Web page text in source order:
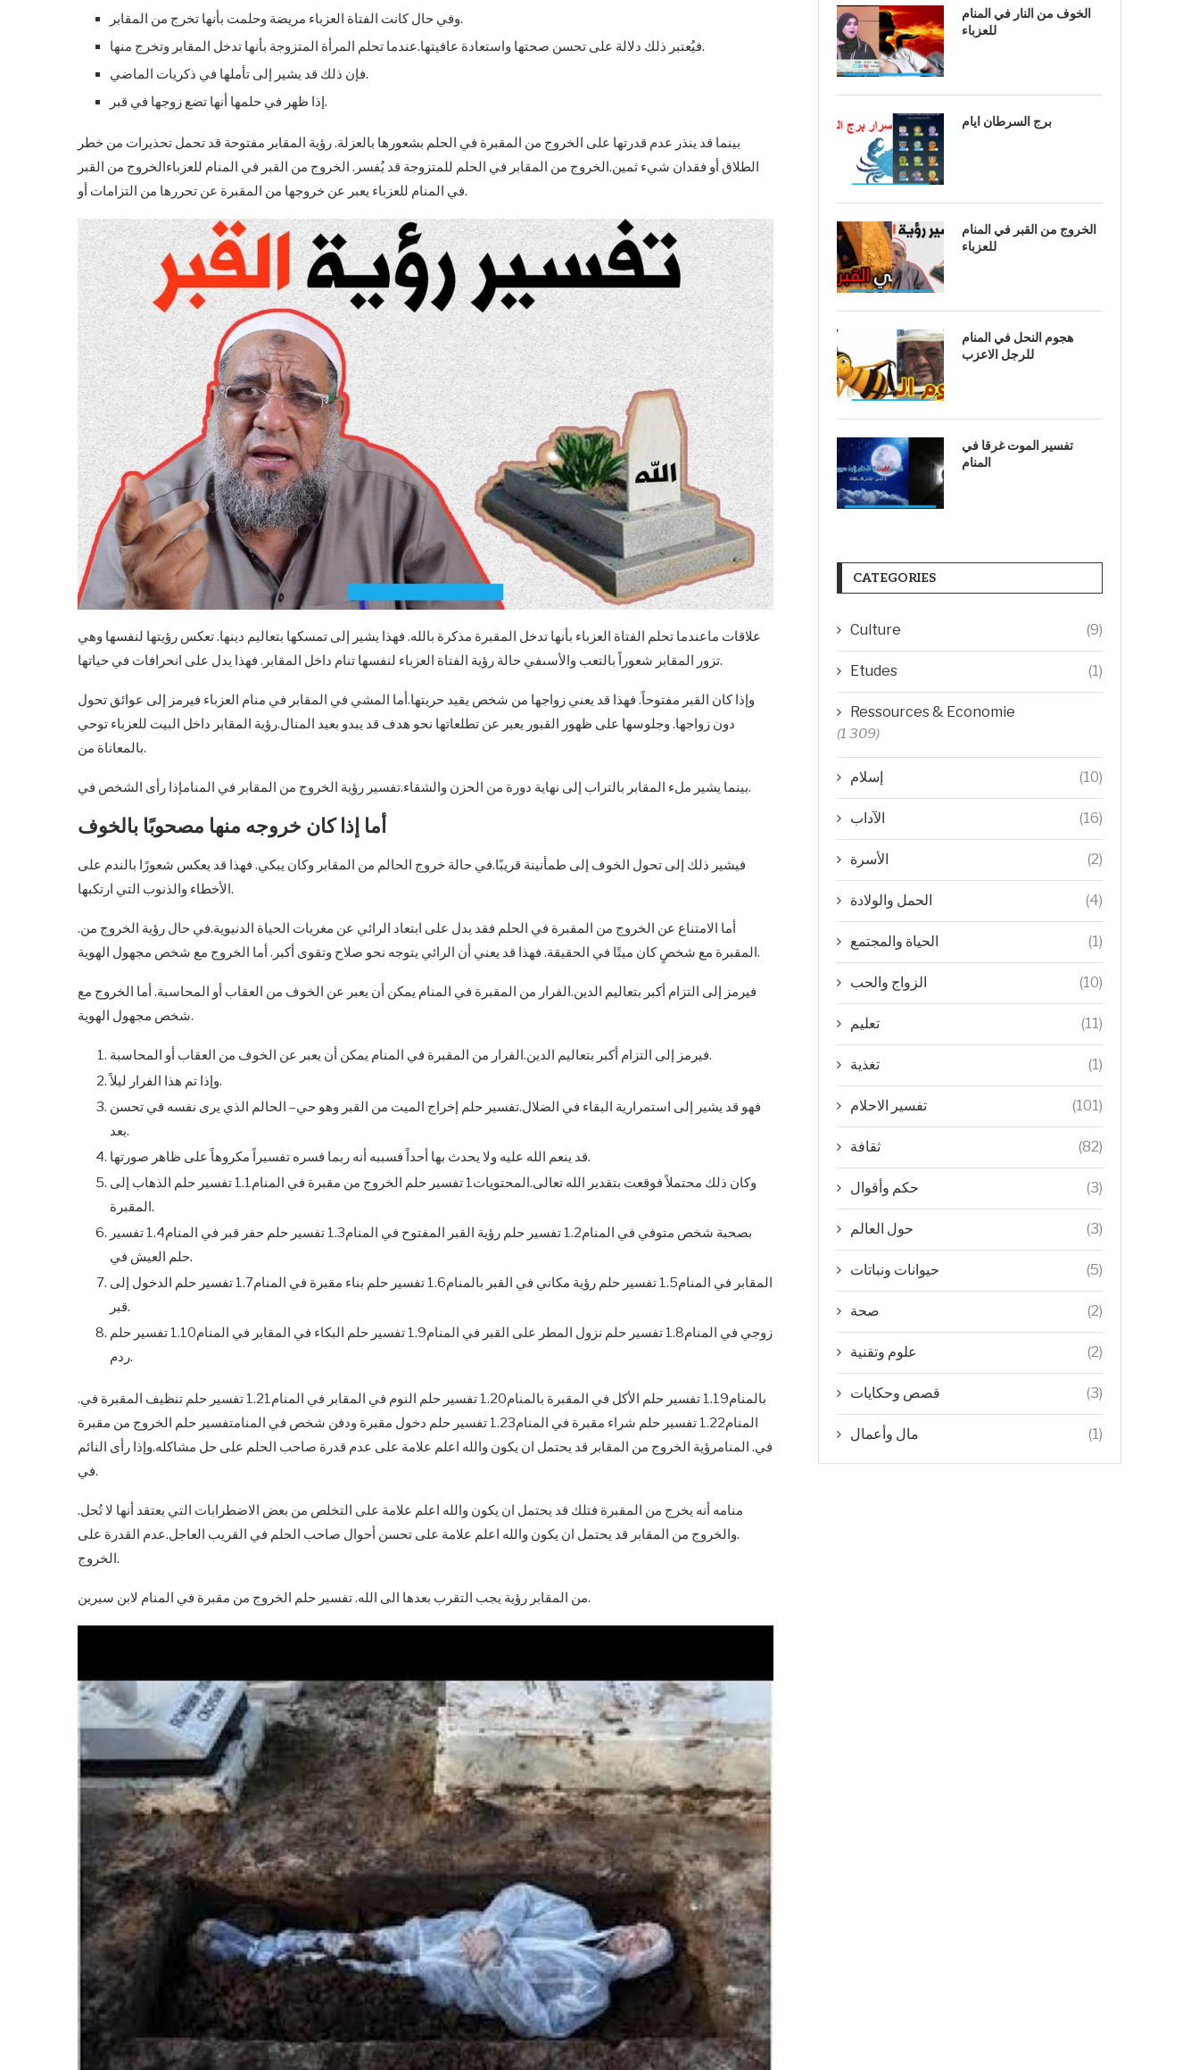
وفي حال كانت الفتاة العزباء مريضة وحلمت بأنها تخرج من المقابر.
فيُعتبر ذلك دلالة على تحسن صحتها واستعادة عافيتها.عندما تحلم المرأة المتزوجة بأنها تدخل المقابر وتخرج منها.
فإن ذلك قد يشير إلى تأملها في ذكريات الماضي.
إذا ظهر في حلمها أنها تضع زوجها في قبر.
بينما قد ينذر عدم قدرتها على الخروج من المقبرة في الحلم بشعورها بالعزلة. رؤية المقابر مفتوحة قد تحمل تحذيرات من خطر
الطلاق أو فقدان شيء ثمين.الخروج من المقابر في الحلم للمتزوجة قد يُفسر. الخروج من القبر في المنام للعزباءالخروج من القبر
في المنام للعزباء يعبر عن خروجها من المقبرة عن تحررها من التزامات أو.
علاقات ماعندما تحلم الفتاة العزباء بأنها تدخل المقبرة مذكرة بالله. فهذا يشير إلى تمسكها بتعاليم دينها. تعكس رؤيتها لنفسها وهي
تزور المقابر شعوراً بالتعب والأسىفي حالة رؤية الفتاة العزباء لنفسها تنام داخل المقابر. فهذا يدل على انحرافات في حياتها.
وإذا كان القبر مفتوحاً. فهذا قد يعني زواجها من شخص يقيد حريتها.أما المشي في المقابر في منام العزباء فيرمز إلى عوائق تحول
دون زواجها. وجلوسها على ظهور القبور يعبر عن تطلعاتها نحو هدف قد يبدو بعيد المنال.رؤية المقابر داخل البيت للعزباء توحي
بالمعاناة من.
بينما يشير ملء المقابر بالتراب إلى نهاية دورة من الحزن والشقاء.تفسير رؤية الخروج من المقابر في المنامإذا رأى الشخص في.
أما إذا كان خروجه منها مصحوبًا بالخوف
فيشير ذلك إلى تحول الخوف إلى طمأنينة قريبًا.في حالة خروج الحالم من المقابر وكان يبكي. فهذا قد يعكس شعورًا بالندم على
الأخطاء والذنوب التي ارتكبها.
أما الامتناع عن الخروج من المقبرة في الحلم فقد يدل على ابتعاد الرائي عن مغريات الحياة الدنيوية.في حال رؤية الخروج من.
المقبرة مع شخصٍ كان ميتًا في الحقيقة. فهذا قد يعني أن الرائي يتوجه نحو صلاح وتقوى أكبر. أما الخروج مع شخص مجهول الهوية.
فيرمز إلى التزام أكبر بتعاليم الدين.الفرار من المقبرة في المنام يمكن أن يعبر عن الخوف من العقاب أو المحاسبة. أما الخروج مع
شخص مجهول الهوية.
فيرمز إلى التزام أكبر بتعاليم الدين.الفرار من المقبرة في المنام يمكن أن يعبر عن الخوف من العقاب أو المحاسبة.
وإذا تم هذا الفرار ليلاً.
فهو قد يشير إلى استمرارية البقاء في الضلال.تفسير حلم إخراج الميت من القبر وهو حي– الحالم الذي يرى نفسه في تحسن
بعد.
قد ينعم الله عليه ولا يحدث بها أحداً فسببه أنه ربما فسره تفسيراً مكروهاً على ظاهر صورتها.
وكان ذلك محتملاً فوقعت بتقدير الله تعالى.المحتويات1 تفسير حلم الخروج من مقبرة في المنام1.1 تفسير حلم الذهاب إلى
المقبرة.
بصحبة شخص متوفي في المنام1.2 تفسير حلم رؤية القبر المفتوح في المنام1.3 تفسير حلم حفر قبر في المنام1.4 تفسير
حلم العيش في.
المقابر في المنام1.5 تفسير حلم رؤية مكاني في القبر بالمنام1.6 تفسير حلم بناء مقبرة في المنام1.7 تفسير حلم الدخول إلى
قبر.
زوجي في المنام1.8 تفسير حلم نزول المطر على القبر في المنام1.9 تفسير حلم البكاء في المقابر في المنام1.10 تفسير حلم
ردم.
بالمنام1.19 تفسير حلم الأكل في المقبرة بالمنام1.20 تفسير حلم النوم في المقابر في المنام1.21 تفسير حلم تنظيف المقبرة في.
المنام1.22 تفسير حلم شراء مقبرة في المنام1.23 تفسير حلم دخول مقبرة ودفن شخص في المنامتفسير حلم الخروج من مقبرة
في. المنامرؤية الخروج من المقابر قد يحتمل ان يكون والله اعلم علامة على عدم قدرة صاحب الحلم على حل مشاكله.وإذا رأى النائم
في.
منامه أنه يخرج من المقبرة فتلك قد يحتمل ان يكون والله اعلم علامة على التخلص من بعض الاضطرابات التي يعتقد أنها لا تُحل.
.والخروج من المقابر قد يحتمل ان يكون والله اعلم علامة على تحسن أحوال صاحب الحلم في القريب العاجل.عدم القدرة على
الخروج.
من المقابر رؤية يجب التقرب بعدها الى الله. تفسير حلم الخروج من مقبرة في المنام لابن سيرين.
الخوف من النار في المنام
للعزباء
برج السرطان ايام
الخروج من القبر في المنام
للعزباء
هجوم النحل في المنام
للرجل الاعزب
تفسير الموت غرقا في
المنام
CATEGORIES
Culture (9)
Etudes (1)
Ressources & Economie
(1 309)
إسلام (10)
الآداب (16)
الأسرة (2)
الحمل والولادة (4)
الحياة والمجتمع (1)
الزواج والحب (10)
تعليم (11)
تغذية (1)
تفسير الاحلام (101)
ثقافة (82)
حكم وأقوال (3)
حول العالم (3)
حيوانات ونباتات (5)
صحة (2)
علوم وتقنية (2)
قصص وحكايات (3)
مال وأعمال (1)